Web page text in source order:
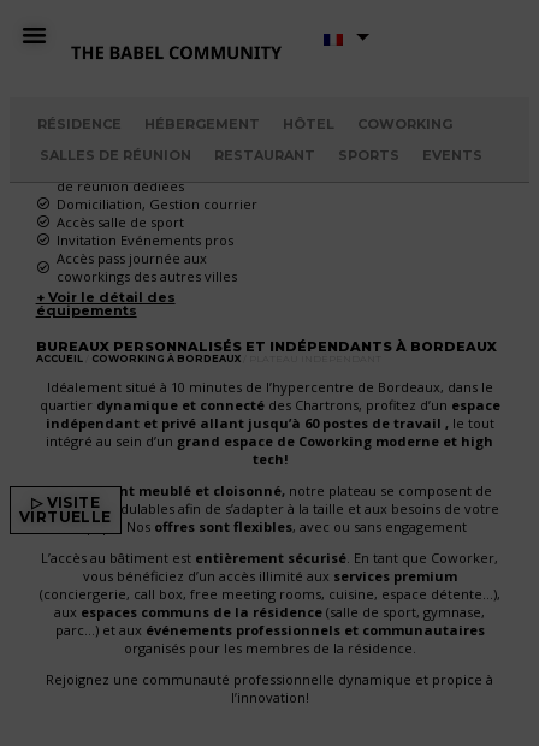
RÉSIDENCE HÉBERGEMENT HÔTEL
COWORKING
SALLES DE RÉUNION
RESTAURANT SPORTS EVENTS
INDÉPENDANT
Jusqu'à 60 postes
Au mois ou à l'année
de réunion dédiées
Domiciliation, Gestion courrier
Accès salle de sport
Invitation Evénements pros
Accès pass journée aux
coworkings des autres villes
+ Voir le détail des
équipements
230 €
BUREAUX PERSONNALISÉS ET INDÉPENDANTS À BORDEAUX
ACCUEIL COWORKING À BORDEAUX/ PLATEAU INDÉPENDANT
Idéalement situé à 10 minutes de l’hypercentre de Bordeaux, dans le
quartier dynamique et connectédes Chartrons, profitez d’un espace
indépendant et privé allant jusqu’à 60 postes de travail , le tout
intégré au sein d’un grand espace de Coworking moderne et high
tech!
Entièrement meublé et cloisonné, notre plateau se composent de
bureaux modulables afin de s’adapter à la taille et aux besoins de votre
équipe. Nos offres sont flexibles, avec ou sans engagement
L’accès au bâtiment est entièrement sécurisé . En tant que Coworker,
vous bénéficiez d’un accès illimité aux services premium
(conciergerie, call box, free meeting rooms, cuisine, espace détente…),
aux espaces communs de la résidence (salle de sport, gymnase,
parc…) et aux événements professionnels et communautaires
organisés pour les membres de la résidence.
Rejoignez une communauté professionnelle dynamique et propice à
l’innovation!
▷ VISITE
VIRTUELLE